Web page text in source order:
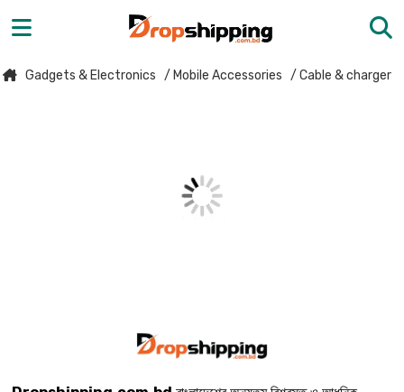
Gadgets & Electronics / Mobile Accessories / Cable & charger